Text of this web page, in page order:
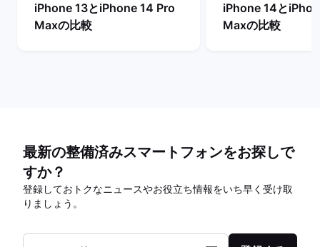
iPhone 13とiPhone 14 Pro
Maxの比較
iPhone 14と
Maxの比較
最新の整備済みスマートフォンをお探しで
すか？
登録しておトクなニュースやお役立ち情報をいち早く受け取
りましょう。